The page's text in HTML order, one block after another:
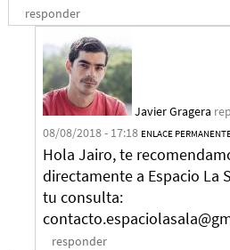
responder
Javier Gragera
08/08/2018 - 17:18 ENLACE
Hola Jairo, te
directamente a Espacio La
tu consulta:
responder